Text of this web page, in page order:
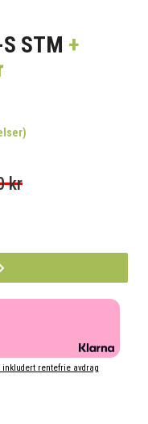
STM +
kr
rentefrie avdrag